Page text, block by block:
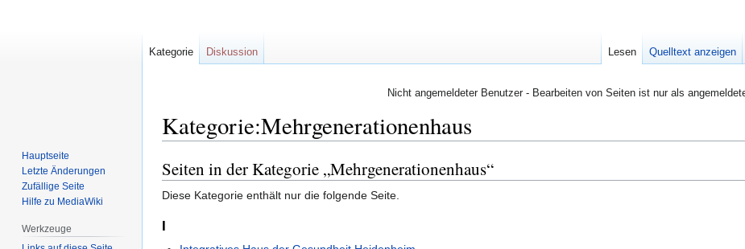
Nicht angemeldeter Benutzer - Bearbeiten von Seiten ist nur als
Kategorie:Mehrgenerationenhaus
Zur
Navigation
springen
Zur
Suche
springen
Seiten in der Kategorie „Mehrgenerationenhaus“
Diese Kategorie enthält nur die folgende Seite.
Kategorie Diskussion Lesen Quelltext anzeigen
Hauptseite
Letzte Änderungen
Zufällige Seite
Hilfe zu MediaWiki
Werkzeuge